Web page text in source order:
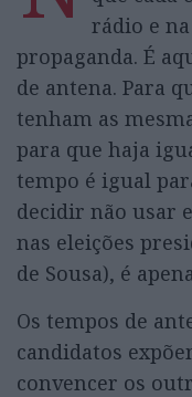
rádio e
propaganda. É
de antena. Para
tenham as
para que haja
tempo é igual
decidir não usar
nas eleições
de Sousa), é
Os tempos de
candidatos
convencer os